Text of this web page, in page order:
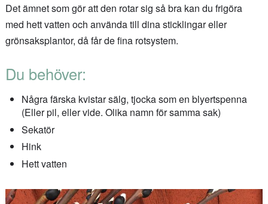
Det ämnet som gör att den rotar sig så bra kan du frigöra
med hett vatten och använda till dina sticklingar eller
grönsaksplantor, då får de fina rotsystem.
Du behöver:
Några färska kvistar sälg, tjocka som en blyertspenna
(Eller pil, eller vide. Olika namn för samma sak)
Sekatör
Hink
Hett vatten